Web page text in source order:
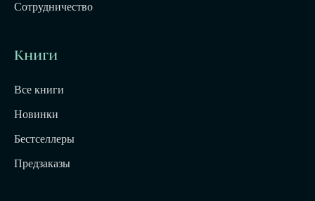
Сотрудничество
Книги
Все книги
Новинки
Бестселлеры
Предзаказы